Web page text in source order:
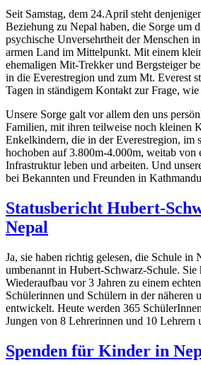
Seit Samstag, dem 24.April steht
Beziehung zu Nepal haben, die Sorge um
psychische Unversehrtheit der Menschen
armen Land im Mittelpunkt. Mit einem
ehemaligen Mit-Trekker und Bergsteiger
in die Everestregion und zum Mt. Everest
Tagen in ständigem Kontakt zur Frage,
Unsere Sorge galt vor allem den uns
Familien, mit ihren teilweise noch kleinen
Enkelkindern, die in der Everestregion, im
hochoben auf 3.800m-4.000m, weitab von
Infrastruktur leben und arbeiten. Und
bei Bekannten und Freunden in
Statusbericht Hubert-
Nepal
Ja, sie haben richtig gelesen, die Schule in
umbenannt in Hubert-Schwarz-Schule. Sie
Wiederaufbau vor 3 Jahren zu einem
Schülerinnen und Schülern in der näheren
entwickelt. Heute werden 365
Jungen von 8 Lehrerinnen und 10
Spenden für Kinder in